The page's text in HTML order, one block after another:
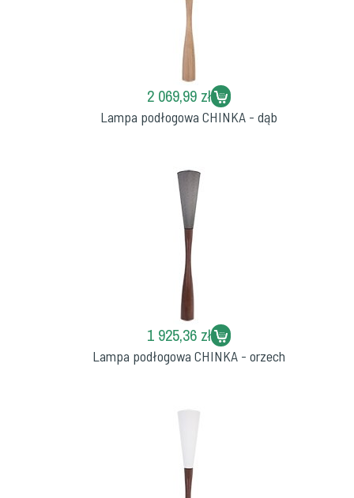
2 069,99 zł
Lampa podłogowa CHINKA - dąb
1 925,36 zł
Lampa podłogowa CHINKA - orzech